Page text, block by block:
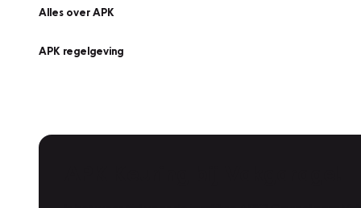
Alles over APK
APK regelgeving